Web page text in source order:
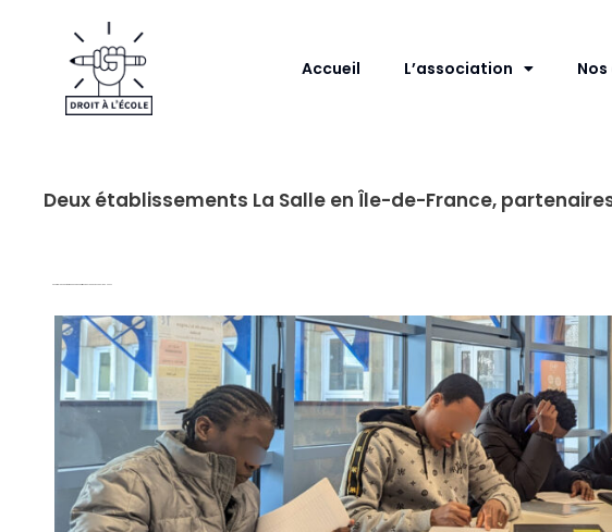
contenu
Accueil L’association
Deux établissements La Salle en Île-de-France,